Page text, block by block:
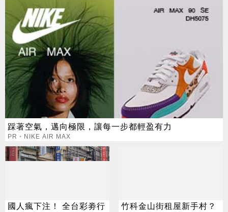
踩著空氣，邁向極限，讓每一步都輕盈有力
PR・NIKE AIR MAX
國人瘋下注！ 全台彩劵行
竹科金山街租屋新手村？